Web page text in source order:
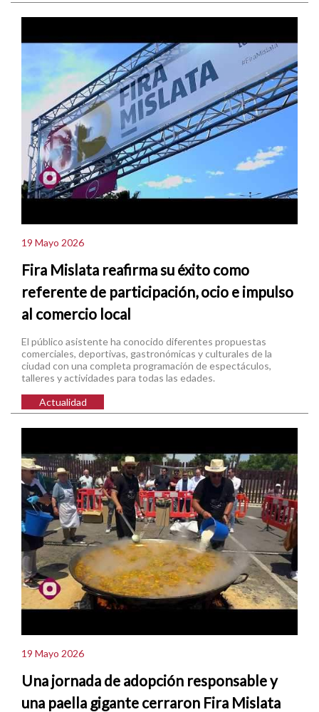
19 Mayo 2026
Fira Mislata reafirma su éxito como
referente de participación, ocio e impulso
al comercio local
El público asistente ha conocido diferentes propuestas
comerciales, deportivas, gastronómicas y culturales de la
ciudad con una completa programación de espectáculos,
talleres y actividades para todas las edades.
Actualidad
19 Mayo 2026
Una jornada de adopción responsable y
una paella gigante cerraron Fira Mislata